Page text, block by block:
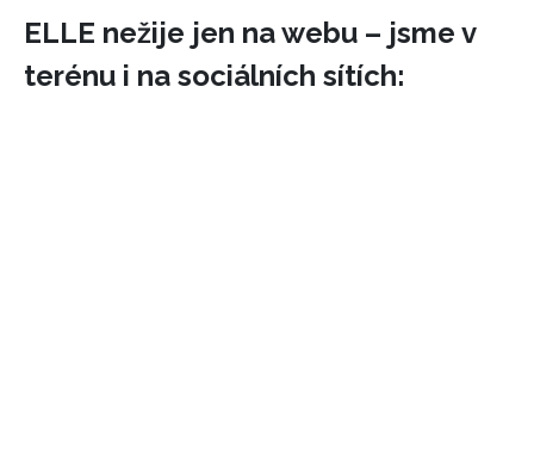
ELLE nežije jen na webu – jsme v
terénu i na sociálních sítích: